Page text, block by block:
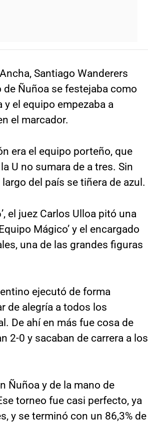
Santiago Wanderers
Ñuñoa se festejaba como
el equipo empezaba a
el marcador.
era el equipo porteño, que
U no sumara de a tres. Sin
del país se tiñera de azul.
el juez Carlos Ulloa pitó una
Mágico’ y el encargado
una de las grandes figuras
ejecutó de forma
de alegría a todos los
De ahí en más fue cosa de
2-0 y sacaban de carrera a los
Ñuñoa y de la mano de
torneo fue casi perfecto, ya
y se terminó con un 86,3% de